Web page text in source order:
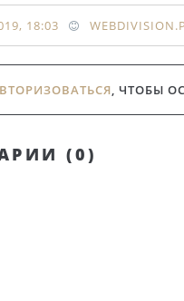
18:03
, ЧТОБЫ
(0)